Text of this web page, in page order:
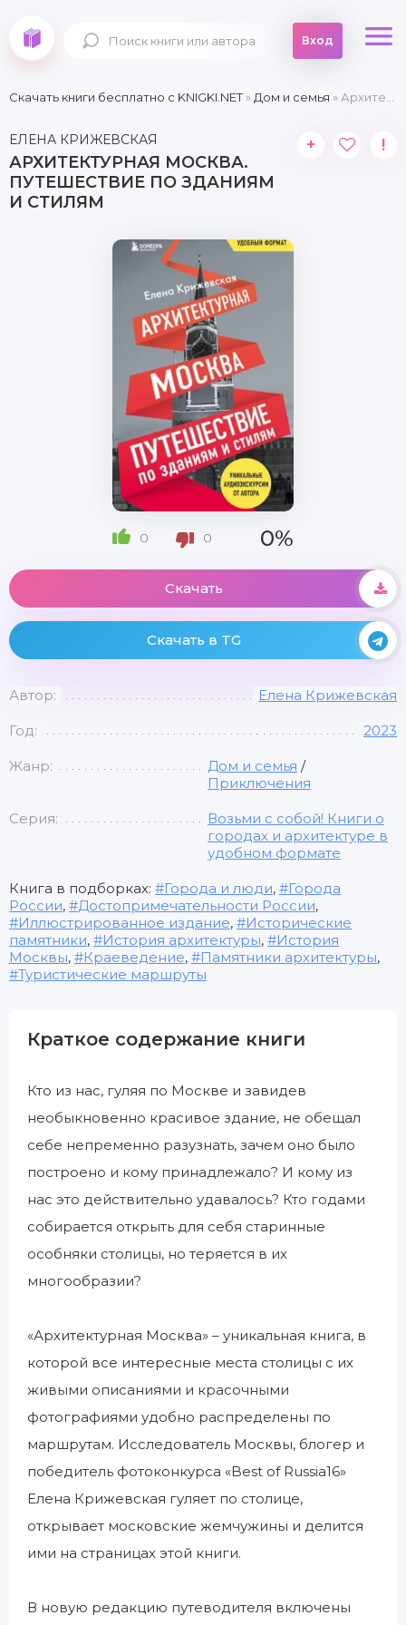
Вход
Скачать книги бесплатно c KNIGKI.NET» Дом и семья » Архитектурная Москва. Путешествие по зданиям и стилям
ЕЛЕНА КРИЖЕВСКАЯ
АРХИТЕКТУРНАЯ МОСКВА.
ПУТЕШЕСТВИЕ ПО ЗДАНИЯМ
И СТИЛЯМ
+ !
0 0 0%
Скачать
Скачать в TG
Автор: Елена Крижевская
Год: 2023
Жанр: Дом и семья /
Приключения
Серия:
Возьми с собой! Книги о
городах и архитектуре в
удобном формате
Книга в подборках: Города и люди,
Города
России, Достопримечательности России,
Иллюстрированное издание,
Исторические
памятники, История архитектуры,
История
Москвы, Краеведение, Памятники архитектуры,
Туристические маршруты
Краткое содержание книги
Кто из нас, гуляя по Москве и завидев
необыкновенно красивое здание, не обещал
себе непременно разузнать, зачем оно было
построено и кому принадлежало? И кому из
нас это действительно удавалось? Кто годами
собирается открыть для себя старинные
особняки столицы, но теряется в их
многообразии?
«Архитектурная Москва» – уникальная книга, в
которой все интересные места столицы с их
живыми описаниями и красочными
фотографиями удобно распределены по
маршрутам. Исследователь Москвы, блогер и
победитель фотоконкурса «Best of Russia16»
Елена Крижевская гуляет по столице,
открывает московские жемчужины и делится
ими на страницах этой книги.
В новую редакцию путеводителя включены